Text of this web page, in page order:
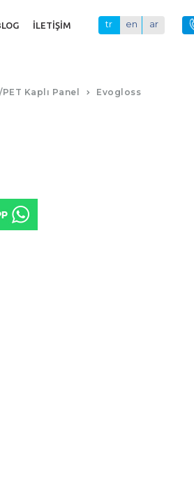
İLETIŞIM tr en ar
PET Kaplı Panel Evogloss